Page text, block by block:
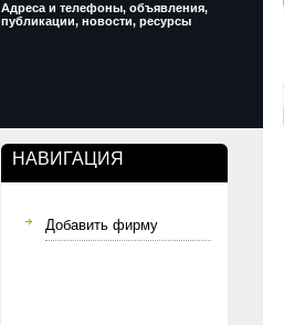
Адреса и телефоны, объявления,
публикации, новости, ресурсы
НАВИГАЦИЯ
Добавить фирму